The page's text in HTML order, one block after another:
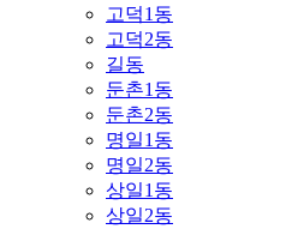
고덕1동
고덕2동
길동
둔촌1동
둔촌2동
명일1동
명일2동
상일1동
상일2동